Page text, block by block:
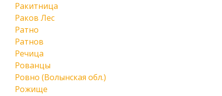
Ракитница
Раков Лес
Ратно
Ратнов
Речица
Рованцы
Ровно (Волынская обл.)
Рожище